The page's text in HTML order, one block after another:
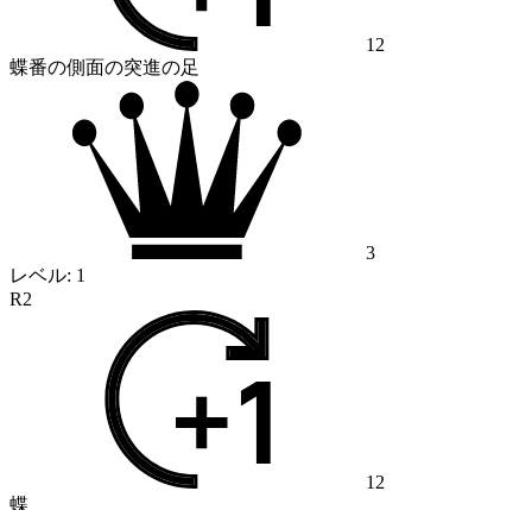
12
蝶番の側面の突進の足
3
レベル: 1
R2
12
蝶